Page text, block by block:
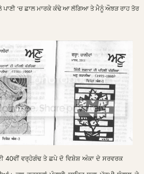
‘ਚ ਛਾਲ ਮਾਰਕੇ ਕੰਢੇ ਆ ਲੱਗਿਆ ਤੇ ਮੈਨੂੰ ਔਝੜ ਰਾਹ ਤੋਰ
40ਵੀਂ ਵਰ੍ਹੇਗੰਢ ਤੇ ਛਪੇ ਦੋ ਵਿਸ਼ੇਸ਼ ਅੰਕਾ ਦੇ ਸਰਵਰਕ